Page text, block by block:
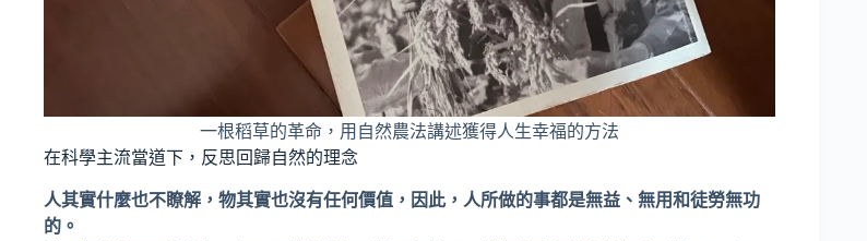
一根稻草的革命，用自然農法講述獲得人生幸福的方法
在科學主流當道下，反思回歸自然的理念
人其實什麼也不瞭解，物其實也沒有任何價值，因此，人所做的事都是無益、無用和徒勞無功
的。